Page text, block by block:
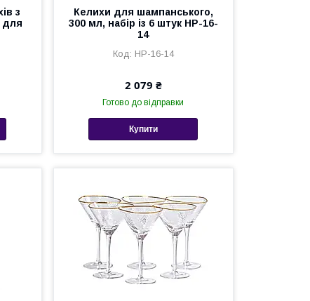
з
для
Келихи для шампанського,
300 мл, набір із 6 штук HP-16-
14
HP-16-14
2 079 ₴
Готово до відправки
Купити